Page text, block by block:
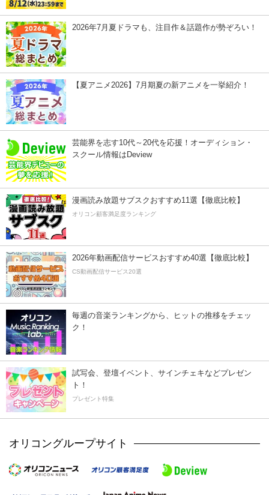
2026年7月夏ドラマも、注目作＆話題作が勢ぞろい！
【夏アニメ2026】7月期夏の新アニメを一挙紹介！
芸能界を志す10代～20代を応援！オーディション・
スクール情報はDeview
漫画読み放題サブスクおすすめ11選【徹底比較】
オリコン顧客満足度ランキング
2026年動画配信サービスおすすめ40選【徹底比較】
CS動画配信サービス20選
毎週の音楽ランキングから、ヒットの推移をチェッ
ク！
試写会、登壇イベント、サインチェキなどプレゼン
ト！
プレゼント特集
オリコングループサイト